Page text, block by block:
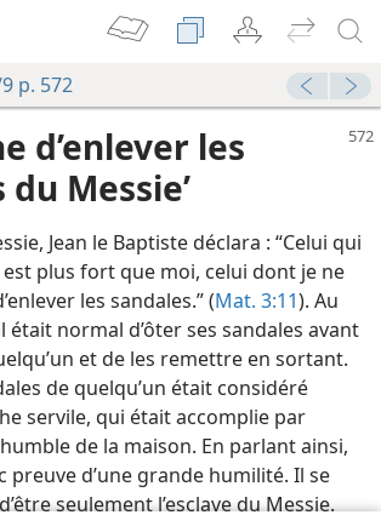
p. 572
d’enlever les
Messie’
Jean le Baptiste déclara : “Celui qui
plus fort que moi, celui dont je ne
les sandales.” (Mat. 3:11). Au
était normal d’ôter ses sandales avant
et de les remettre en sortant.
de quelqu’un était considéré
servile, qui était accomplie par
humble de la maison. En parlant ainsi,
preuve d’une grande humilité. Il se
seulement l’esclave du Messie.